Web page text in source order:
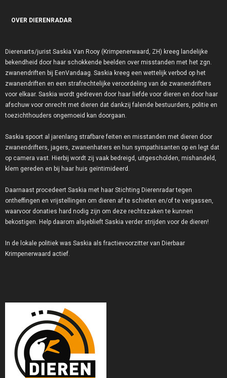
OVER DIERENRADAR
Dierenarts/jurist Saskia Van Rooy (Krimpenerwaard, ZH) kreeg landelijke
bekendheid door haar schokkende beelden over misstanden met het zgn.
zwanendriften bij EenVandaag. Saskia kreeg een wettelijk verbod op het
zwanendriften en een strafrechtelijke veroordeling van de zwanendrifters
voor elkaar. Saskia wordt gedreven door haar liefde voor dieren en door haar
afschuw voor onrecht met dieren dat dankzij falende bestuurders, politie en
toezichthouders ongemoeid kan doorgaan.
Saskia spoort al jarenlang strafbare feiten en misstanden met dieren door
zwanendrifters, jagers, zwanenhaters en hun sympathisanten op en legt dat
op camera vast. Hierbij wordt zij vaak bedreigd, uitgescholden, mishandeld,
klem gereden en bij haar huis geïntimideerd.
Daarnaast procedeert Saskia met haar Stichting Dierenradar tegen
ontheffingen en vrijstellingen om dieren af te schieten en/of te vergassen,
waarvoor donaties hard nodig zijn om deze rechtszaken te kunnen
bekostigen. Help daarom alsjeblieft Saskia verder strijden voor de dieren!
In de lokale politiek was Saskia als fractievoorzitter van Dierbaar
Krimpenerwaard actief.